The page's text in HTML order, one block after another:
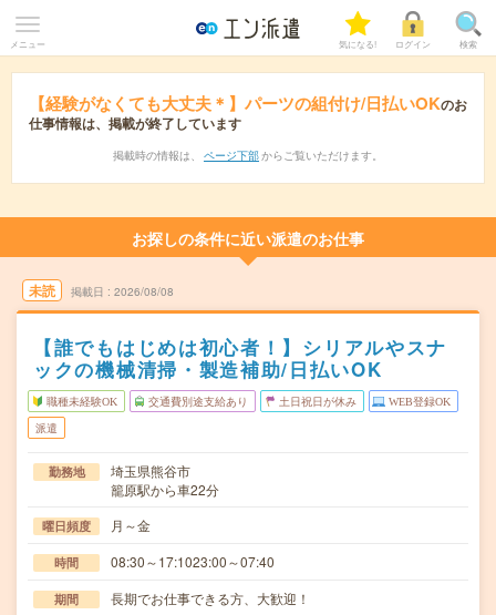
メニュー 気になる! ログイン 検索
【経験がなくても大丈夫＊】パーツの組付け/日払いOKのお
仕事情報は、掲載が終了しています
掲載時の情報は、 ページ下部 からご覧いただけます。
お探しの条件に近い派遣のお仕事
未読 掲載日 2026/08/08
【誰でもはじめは初心者！】シリアルやスナ
ックの機械清掃・製造補助/日払いOK
職種未経験OK 交通費別途支給あり 土日祝日が休み WEB登録OK
派遣
勤務地
埼玉県熊谷市
籠原駅から車22分
曜日頻度 月～金
時間 08:30～17:1023:00～07:40
期間 長期でお仕事できる方、大歓迎！